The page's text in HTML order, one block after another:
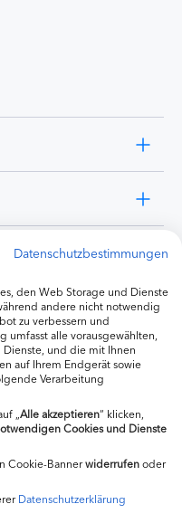
Datenschutzbestimmungen
den Web Storage und Dienste
andere nicht notwendig
zu verbessern und
alle vorausgewählten,
Dienste, und die mit Ihnen
auf Ihrem Endgerät sowie
Verarbeitung
„ Alle akzeptieren“ klicken,
Cookies und Dienste
Cookie-Bannerwiderrufenoder
Datenschutzerklärung